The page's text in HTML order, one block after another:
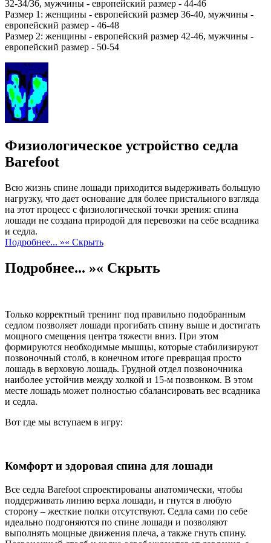
32-34/36, мужчины - европейский размер - 44-46
Размер 1: женщины - европейский размер 36-40, мужчины -
европейский размер - 46-48
Размер 2: женщины - европейский размер 42-46, мужчины -
европейский размер - 50-54
Физиологическое устройство седла
Barefoot
Всю жизнь спине лошади приходится выдерживать большую
нагрузку, что дает основание для более пристального взгляда
на этот процесс с физиологической точки зрения: спина
лошади не создана природой для перевозки на себе всадника
и седла.
Подробнее... »« Скрыть
Подробнее... »« Скрыть
Только корректный тренинг под правильно подобранным
седлом позволяет лошади прогибать спину выше и достигать
мощного смещения центра тяжести вниз. При этом
формируются необходимые мышцы, которые стабилизируют
позвоночный столб, в конечном итоге превращая просто
лошадь в верховую лошадь. Грудной отдел позвоночника
наиболее устойчив между холкой и 15-м позвонком. В этом
месте лошадь может полностью сбалансировать вес всадника
и седла.
Вот где мы вступаем в игру:
Комфорт и здоровая спина для лошади
Все седла Barefoot спроектированы анатомически, чтобы
поддерживать линию верха лошади, и гнутся в любую
сторону – жесткие полки отсутствуют. Седла сами по себе
идеально подгоняются по спине лошади и позволяют
выполнять мощные движения плеча, а также гнуть спину.